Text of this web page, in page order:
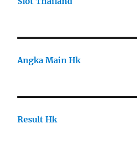
Angka Main Hk
Result Hk